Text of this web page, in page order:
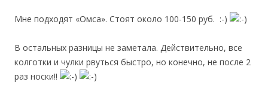
Мне подходят «Омса». Стоят около 100-150 руб. :-)
В остальных разницы не заметала. Действительно, все
колготки и чулки рвуться быстро, но конечно, не после 2
раз носки!!